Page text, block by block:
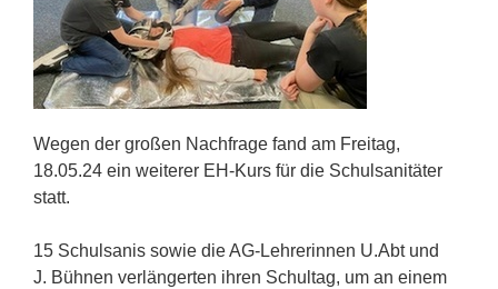
Wegen der großen Nachfrage fand am Freitag,
18.05.24 ein weiterer EH-Kurs für die Schulsanitäter
statt.
15 Schulsanis sowie die AG-Lehrerinnen U.Abt und
J. Bühnen verlängerten ihren Schultag, um an einem